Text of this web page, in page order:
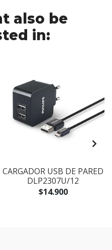
also be
in:
CARGADOR USB DE PARED
DLP2307U/12
$14.900